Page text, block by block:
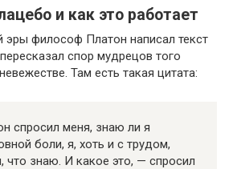
и как это работает
эры философ Платон написал текст
спор мудрецов того
Там есть такая цитата:
спросил меня, знаю ли я
боли, я, хоть и с трудом,
что знаю. И какое это, — спросил